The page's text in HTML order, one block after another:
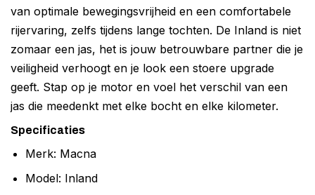
van optimale bewegingsvrijheid en een comfortabele
rijervaring, zelfs tijdens lange tochten. De Inland is niet
zomaar een jas, het is jouw betrouwbare partner die je
veiligheid verhoogt en je look een stoere upgrade
geeft. Stap op je motor en voel het verschil van een
jas die meedenkt met elke bocht en elke kilometer.
Specificaties
Merk: Macna
Model: Inland